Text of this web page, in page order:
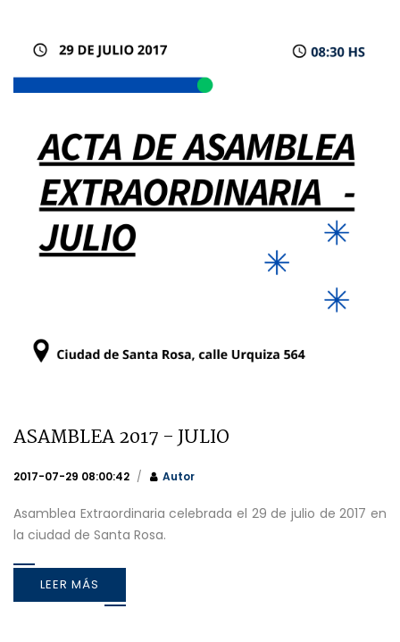
ASAMBLEA 2017 - JULIO
2017-07-29 08:00:42 Autor
Asamblea Extraordinaria celebrada el 29 de julio de 2017 en
la ciudad de Santa Rosa.
LEER MÁS